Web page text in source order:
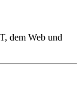
dem Web und